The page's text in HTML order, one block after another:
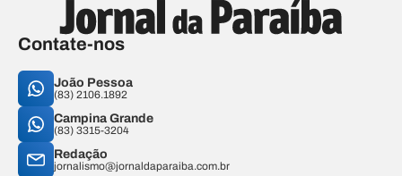
Contate-nos
João Pessoa
(83) 2106.1892
Campina Grande
(83) 3315-3204
Redação
jornalismo@jornaldaparaiba.com.br